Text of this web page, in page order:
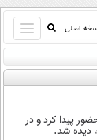
اصلی
باز
و
بسته
کردن
پیدا کرد و در
دیده شد.